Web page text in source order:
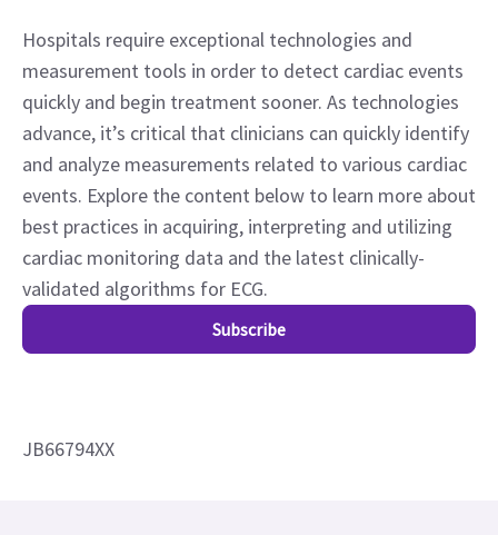
Hospitals require exceptional technologies and
measurement tools in order to detect cardiac events
quickly and begin treatment sooner. As technologies
advance, it’s critical that clinicians can quickly identify
and analyze measurements related to various cardiac
events. Explore the content below to learn more about
best practices in acquiring, interpreting and utilizing
cardiac monitoring data and the latest clinically-
validated algorithms for ECG.
Subscribe
JB66794XX